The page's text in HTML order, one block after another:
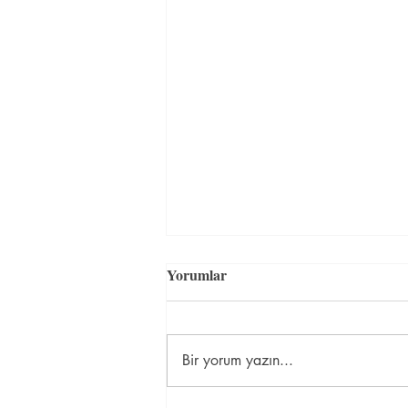
En uygun fiyatlı İngilizce
Yorumlar
Bir yorum yazın...